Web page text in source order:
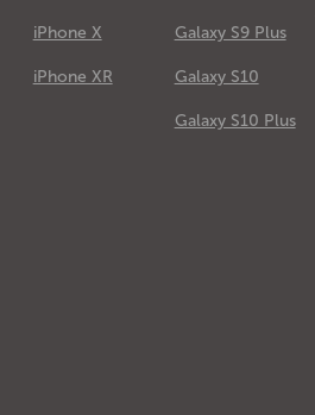
iPhone X
iPhone XR
Galaxy S9 Plus
Galaxy S10
Galaxy S10 Plus